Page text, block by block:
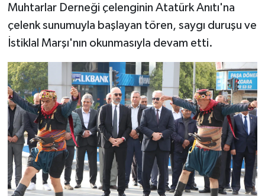
Muhtarlar Derneği çelenginin Atatürk Anıtı'na
çelenk sunumuyla başlayan tören, saygı duruşu ve
İstiklal Marşı'nın okunmasıyla devam etti.